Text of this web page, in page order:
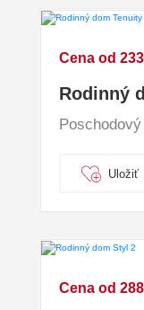
Cena od
Rodinný
Uložiť
Cena od